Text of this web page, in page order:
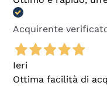
Acquirente
Ieri
Ottima facilità di